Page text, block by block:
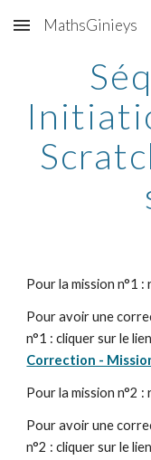
Skip to main content
MathsGinieys
Pour la mission n°1
Pour avoir une
Correction -
Pour la mission n°2
Pour avoir une
n°2 : cliquer sur le